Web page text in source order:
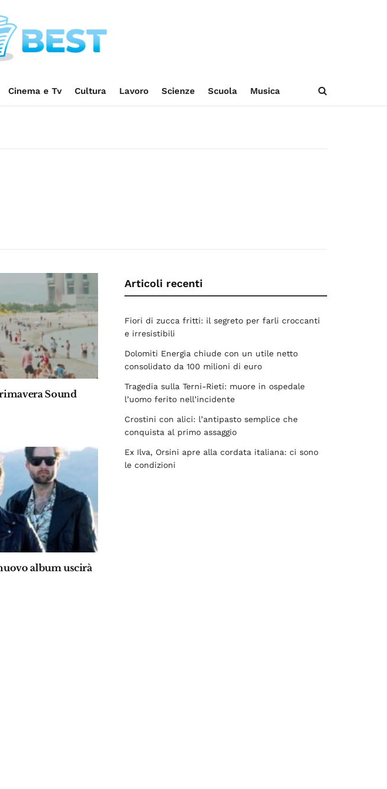
Cinema e Tv Cultura Lavoro Scienze Scuola Musica
Sound
album uscirà
Articoli recenti
Fiori di zucca fritti: il segreto per farli croccanti
e irresistibili
Dolomiti Energia chiude con un utile netto
consolidato da 100 milioni di euro
Tragedia sulla Terni-Rieti: muore in ospedale
l’uomo ferito nell’incidente
Crostini con alici: l’antipasto semplice che
conquista al primo assaggio
Ex Ilva, Orsini apre alla cordata italiana: ci sono
le condizioni